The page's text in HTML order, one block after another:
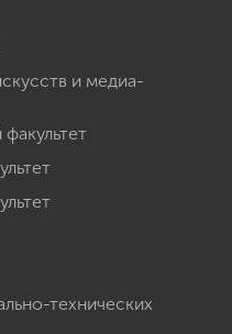
17
и медиа-